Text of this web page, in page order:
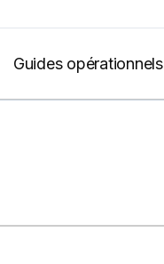
Guides opérationnels